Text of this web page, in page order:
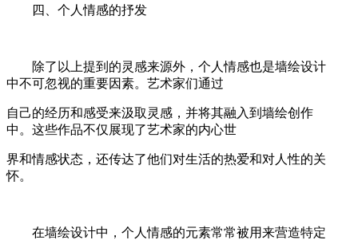
四、个人情感的抒发
除了以上提到的灵感来源外，个人情感也是墙绘设计
中不可忽视的重要因素。艺术家们通过
自己的经历和感受来汲取灵感，并将其融入到墙绘创作
中。这些作品不仅展现了艺术家的内心世
界和情感状态，还传达了他们对生活的热爱和对人性的关
怀。
在墙绘设计中，个人情感的元素常常被用来营造特定